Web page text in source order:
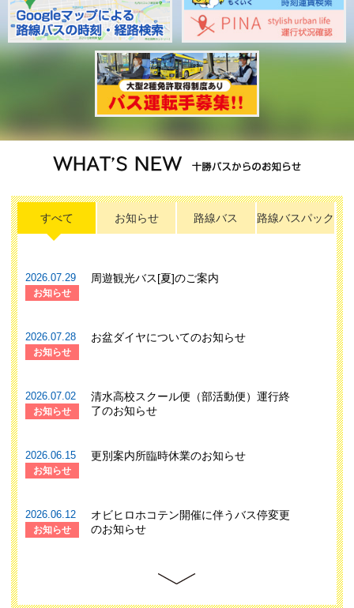
すべて お知らせ 路線バス 路線バスパック
2026.07.29
お知らせ
周遊観光バス[夏]のご案内
2026.07.28
お知らせ
お盆ダイヤについてのお知らせ
2026.07.02
お知らせ
清水高校スクール便（部活動便）運行終
了のお知らせ
2026.06.15
お知らせ
更別案内所臨時休業のお知らせ
2026.06.12
お知らせ
オビヒロホコテン開催に伴うバス停変更
のお知らせ
第46回八千代牧場まつりシャトルバスの